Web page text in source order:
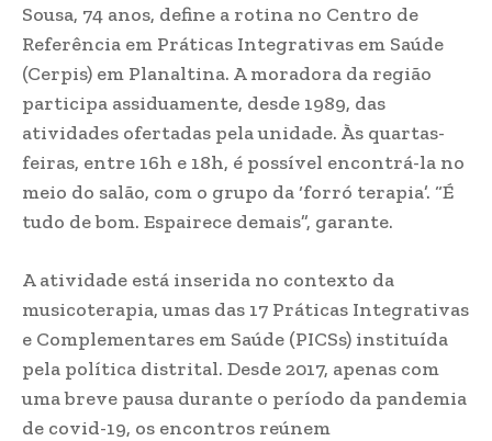
Sousa, 74 anos, define a rotina no Centro de
Referência em Práticas Integrativas em Saúde
(Cerpis) em Planaltina. A moradora da região
participa assiduamente, desde 1989, das
atividades ofertadas pela unidade. Às quartas-
feiras, entre 16h e 18h, é possível encontrá-la no
meio do salão, com o grupo da ‘forró terapia’. “É
tudo de bom. Espairece demais”, garante.
A atividade está inserida no contexto da
musicoterapia, umas das 17 Práticas Integrativas
e Complementares em Saúde (PICSs) instituída
pela política distrital. Desde 2017, apenas com
uma breve pausa durante o período da pandemia
de covid-19, os encontros reúnem